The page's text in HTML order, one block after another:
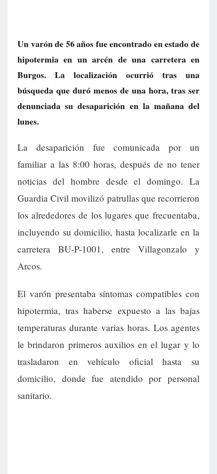
Un varón de 56 años fue encontrado en estado de
hipotermia en un arcén de una carretera en
Burgos. La localización ocurrió tras una
búsqueda que duró menos de una hora, tras ser
denunciada su desaparición en la mañana del
lunes.
La desaparición fue comunicada por un
familiar a las 8:00 horas, después de no tener
noticias del hombre desde el domingo. La
Guardia Civil movilizó patrullas que recorrieron
los alrededores de los lugares que frecuentaba,
incluyendo su domicilio, hasta localizarle en la
carretera BU-P-1001, entre Villagonzalo y
Arcos.
El varón presentaba síntomas compatibles con
hipotermia, tras haberse expuesto a las bajas
temperaturas durante varias horas. Los agentes
le brindaron primeros auxilios en el lugar y lo
trasladaron en vehículo oficial hasta su
domicilio, donde fue atendido por personal
sanitario.